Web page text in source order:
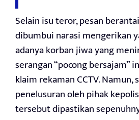
Selain isu teror, pesan
dibumbui narasi mengerikan
adanya korban jiwa yang
serangan “pocong bersajam”
klaim rekaman CCTV. Namun,
penelusuran oleh pihak
tersebut dipastikan